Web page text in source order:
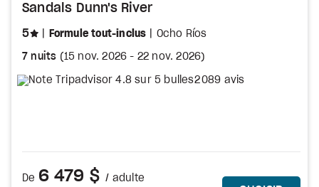
Sandals Dunn's River
5 étoiles
Formule tout-inclus Ocho Ríos
7 nuits (15 nov. 2026 - 22 nov. 2026)
2 089 avis
De 6 479 $ / adulte